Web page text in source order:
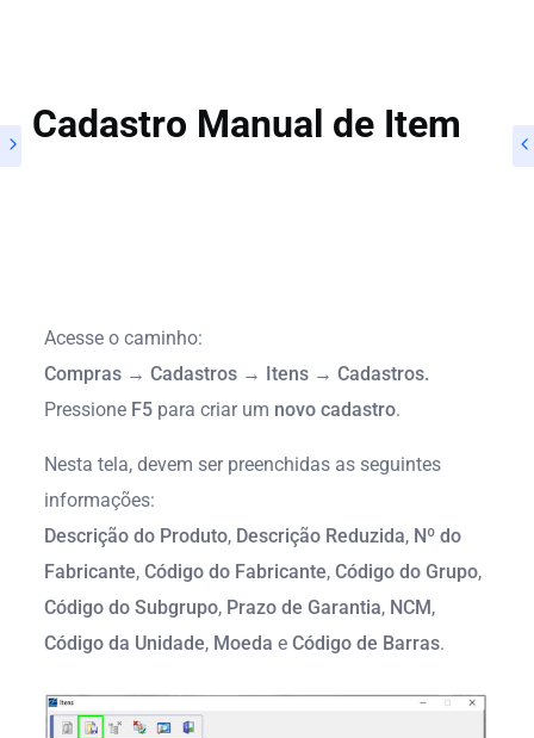
Cadastro Manual de Item
Acesse o caminho:
Compras → Cadastros → Itens → Cadastros.
Pressione F5 para criar um novo cadastro.
Nesta tela, devem ser preenchidas as seguintes
informações:
Descrição do Produto, Descrição Reduzida, Nº do
Fabricante, Código do Fabricante, Código do Grupo,
Código do Subgrupo, Prazo de Garantia, NCM,
Código da Unidade, Moeda e Código de Barras.